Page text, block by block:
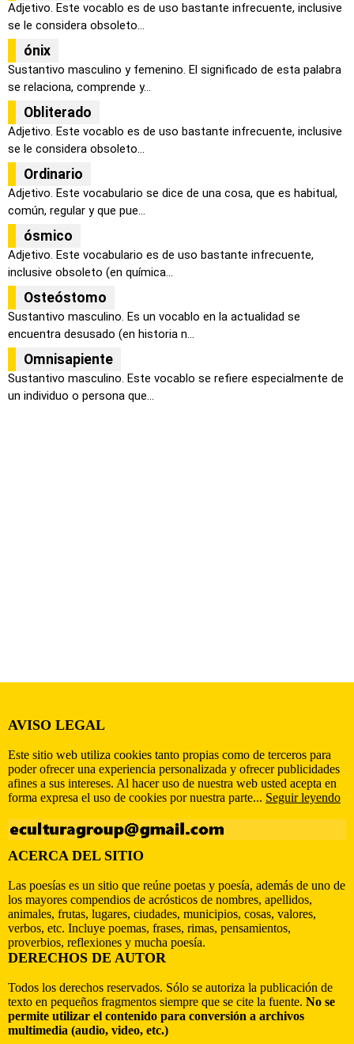
Adjetivo. Este vocablo es de uso bastante infrecuente, inclusive
se le considera obsoleto...
ónix
Sustantivo masculino y femenino. El significado de esta palabra
se relaciona, comprende y...
Obliterado
Adjetivo. Este vocablo es de uso bastante infrecuente, inclusive
se le considera obsoleto...
Ordinario
Adjetivo. Este vocabulario se dice de una cosa, que es habitual,
común, regular y que pue...
ósmico
Adjetivo. Este vocabulario es de uso bastante infrecuente,
inclusive obsoleto (en química...
Osteóstomo
Sustantivo masculino. Es un vocablo en la actualidad se
encuentra desusado (en historia n...
Omnisapiente
Sustantivo masculino. Este vocablo se refiere especialmente de
un individuo o persona que...
AVISO LEGAL
Este sitio web utiliza cookies tanto propias como de terceros para
poder ofrecer una experiencia personalizada y ofrecer publicidades
afines a sus intereses. Al hacer uso de nuestra web usted acepta en
forma expresa el uso de cookies por nuestra parte... Seguir leyendo
ACERCA DEL SITIO
Las poesías es un sitio que reúne poetas y poesía, además de uno de
los mayores compendios de acrósticos de nombres, apellidos,
animales, frutas, lugares, ciudades, municipios, cosas, valores,
verbos, etc. Incluye poemas, frases, rimas, pensamientos,
proverbios, reflexiones y mucha poesía.
DERECHOS DE AUTOR
Todos los derechos reservados. Sólo se autoriza la publicación de
texto en pequeños fragmentos siempre que se cite la fuente. No se
permite utilizar el contenido para conversión a archivos
multimedia (audio, video, etc.)